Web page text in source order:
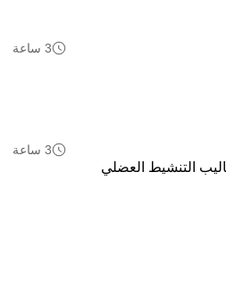
3 ساعة
3 ساعة